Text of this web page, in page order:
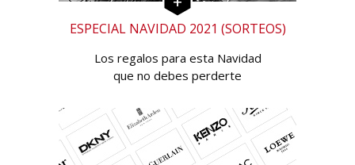
ESPECIAL NAVIDAD 2021 (SORTEOS)
Los regalos para esta Navidad
que no debes perderte